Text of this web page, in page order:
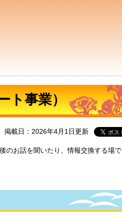
ト事業）
掲載日：2026年4月1日更新
のお話を聞いたり、情報交換する場で